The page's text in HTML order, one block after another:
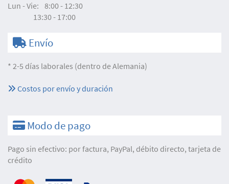
Lun - Vie: 8:00 - 12:30
13:30 - 17:00
Envío
* 2-5 días laborales (dentro de Alemania)
Costos por envío y duración
Modo de pago
Pago sin efectivo: por factura, PayPal, débito directo, tarjeta de
crédito